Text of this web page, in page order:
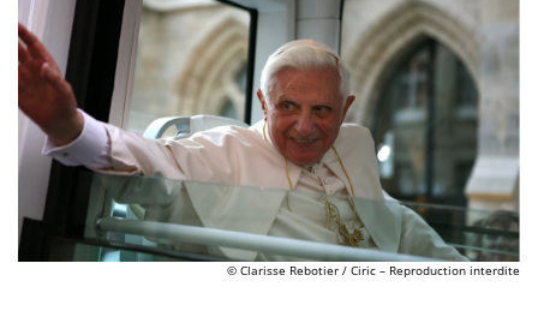
© Clarisse Rebotier / Ciric – Reproduction interdite